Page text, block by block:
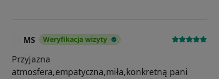
MS Weryfikacja wizyty
Przyjazna
atmosfera,empatyczna,miła,konkretną pani